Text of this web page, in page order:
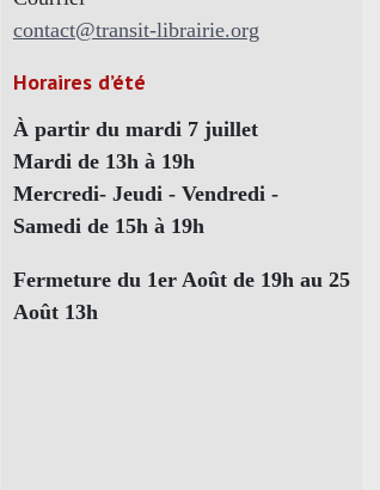
contact@transit-librairie.org
Horaires d’été
À partir du mardi 7 juillet
Mardi de 13h à 19h
Mercredi- Jeudi - Vendredi -
Samedi de 15h à 19h
Fermeture du 1er Août de 19h au 25
Août 13h